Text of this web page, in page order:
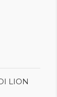
LION